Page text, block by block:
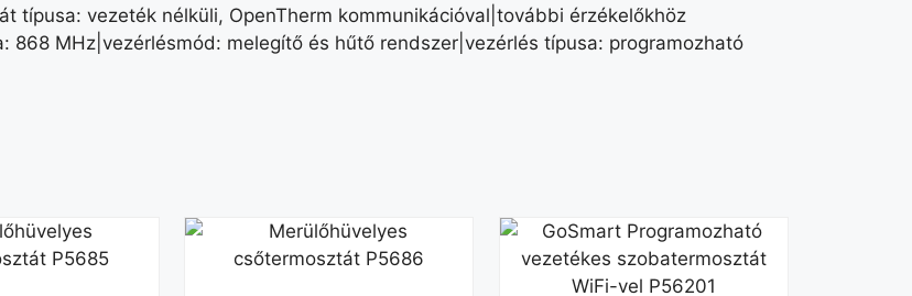
típusa: vezeték nélküli, OpenTherm kommunikációval|további érzékelőkhöz
868 MHz|vezérlésmód: melegítő és hűtő rendszer|vezérlés típusa: programozható